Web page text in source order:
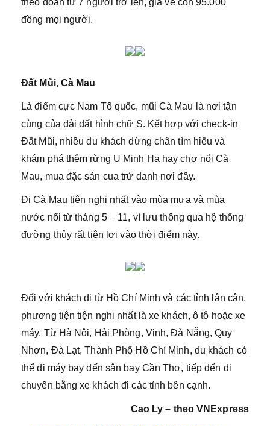
theo đoàn từ 7 người trở lên, giá vé còn 95.000
đồng mọi người.
Đất Mũi, Cà Mau
Là điểm cực Nam Tổ quốc, mũi Cà Mau là nơi tận
cùng của dải đất hình chữ S. Kết hợp với check-in
Đất Mũi, nhiều du khách dừng chân tìm hiểu và
khám phá thêm rừng U Minh Hạ hay chợ nổi Cà
Mau, mua đặc sản cua trứ danh nơi đây.
Đi Cà Mau tiện nghi nhất vào mùa mưa và mùa
nước nổi từ tháng 5 – 11, vì lưu thông qua hệ thống
đường thủy rất tiện lợi vào thời điểm này.
Đối với khách đi từ Hồ Chí Minh và các tỉnh lân cận,
phương tiện tiện nghi nhất là xe khách, ô tô hoặc xe
máy. Từ Hà Nội, Hải Phòng, Vinh, Đà Nẵng, Quy
Nhơn, Đà Lạt, Thành Phố Hồ Chí Minh, du khách có
thể đi máy bay đến sân bay Cần Thơ, tiếp đến di
chuyển bằng xe khách đi các tỉnh bên cạnh.
Cao Ly – theo VNExpress